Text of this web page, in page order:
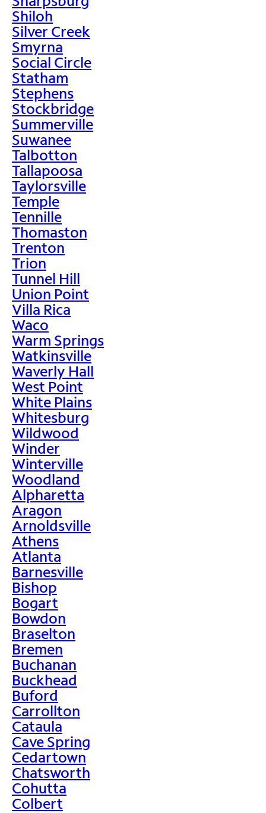
Shiloh
Silver Creek
Smyrna
Social Circle
Statham
Stephens
Stockbridge
Summerville
Suwanee
Talbotton
Tallapoosa
Taylorsville
Temple
Tennille
Thomaston
Trenton
Trion
Tunnel Hill
Union Point
Villa Rica
Waco
Warm Springs
Watkinsville
Waverly Hall
West Point
White Plains
Whitesburg
Wildwood
Winder
Winterville
Woodland
Alpharetta
Aragon
Arnoldsville
Athens
Atlanta
Barnesville
Bishop
Bogart
Bowdon
Braselton
Bremen
Buchanan
Buckhead
Buford
Carrollton
Cataula
Cave Spring
Cedartown
Chatsworth
Cohutta
Colbert